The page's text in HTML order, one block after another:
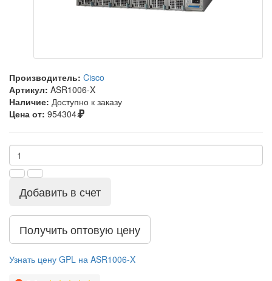
Производитель: Cisco
Артикул: ASR1006-X
Наличие: Доступно к заказу
Цена от: 954304
Добавить в счет
Получить оптовую цену
Узнать цену GPL на ASR1006-X